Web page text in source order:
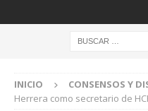
INICIO CONSENSOS Y
Herrera como secretario de